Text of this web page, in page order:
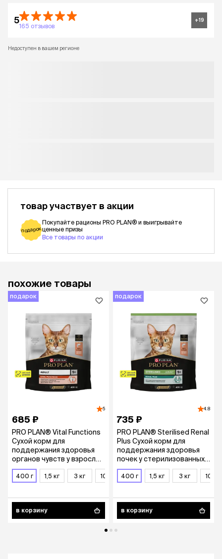
5
165 отзывов
+19
Недоступен в вашем регионе
товар участвует в акции
подарок
Покупайте рационы PRO PLAN® и выигрывайте
ценные призы
Все товары по акции
похожие товары
подарок
5
685 ₽
PRO PLAN® Vital Functions
Сухой корм для
поддержания здоровья
органов чувств у взрослых
кошек, с высоким
содержанием лосося, 400
400 г 1,5 кг 3 кг 10 кг
в корзину
подарок
4.8
735 ₽
PRO PLAN® Sterilised Renal
Plus Сухой корм для
поддержания здоровья
почек у стерилизованных
кошек, с высоким
содержанием лосося, 400
400 г 1,5 кг 3 кг 10 кг
в корзину